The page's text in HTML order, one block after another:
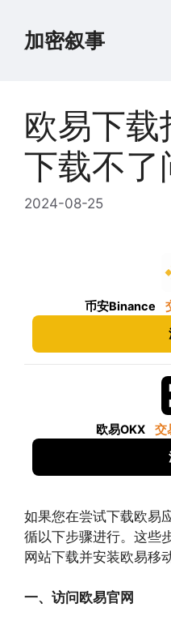
加密叙事
欧易下
下载不了
2024-08-25
币安Binance
欧易OKX 交
如果您在尝试下载欧易
循以下步骤进行。这些
网站下载并安装欧易移
一、访问欧易官网